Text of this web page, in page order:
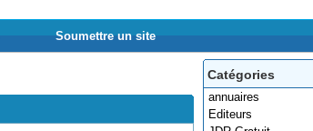
Soumettre un site
Catégories
annuaires
Editeurs